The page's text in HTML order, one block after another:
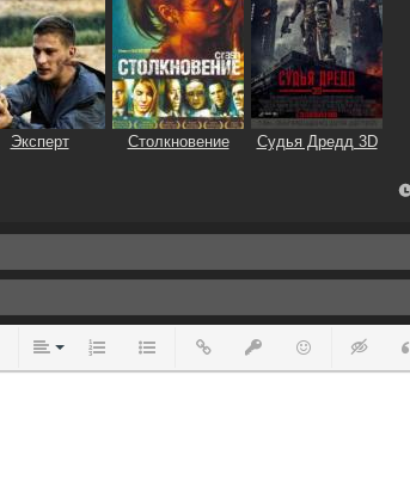
Эксперт Столкновение Судья Дредд 3D
Выравнивание
Нумерованный список
Маркированный список
Вставить ссылку
ВставитьВставитьВставка